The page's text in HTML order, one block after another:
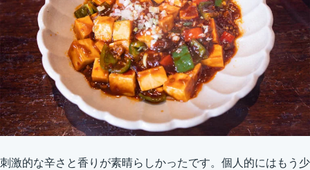
刺激的な辛さと香りが素晴らしかったです。個人的にはもう少